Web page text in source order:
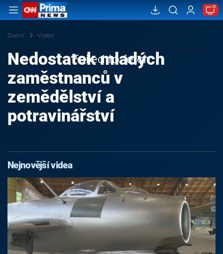
Domů Videa
Failed to fetch
Nedostatek mladých
zaměstnanců v
zemědělství a
potravinářství
Nejnovější videa